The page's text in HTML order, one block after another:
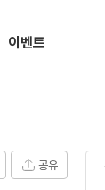
원
원
원
이벤트
공유